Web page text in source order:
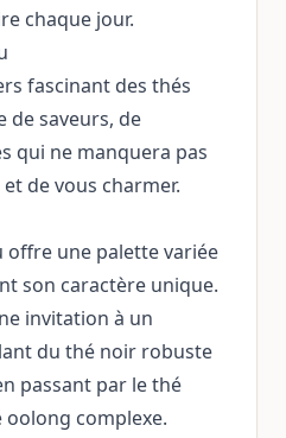
chaque jour.
fascinant des thés
de saveurs, de
qui ne manquera pas
de vous charmer.
offre une palette variée
son caractère unique.
invitation à un
du thé noir robuste
passant par le thé
complexe.